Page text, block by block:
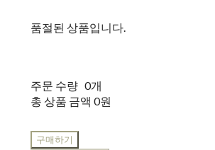
품절된 상품입니다.
주문 수량 0개
총 상품 금액 0원
구매하기